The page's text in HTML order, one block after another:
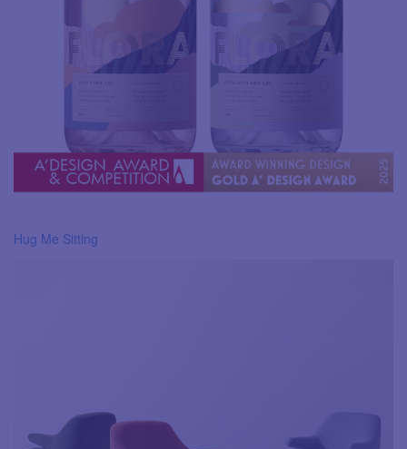
Hug Me Sitting